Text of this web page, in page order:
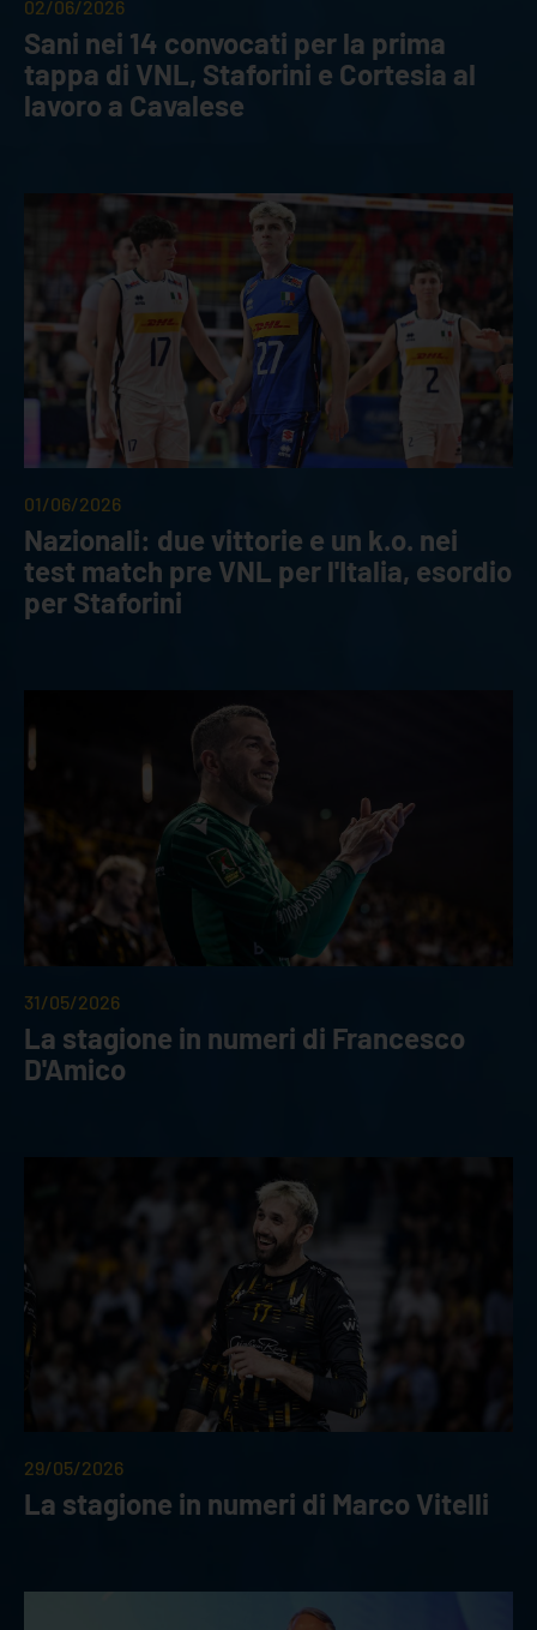
02/06/2026
Sani nei 14 convocati per la prima
tappa di VNL, Staforini e Cortesia al
lavoro a Cavalese
01/06/2026
Nazionali: due vittorie e un k.o. nei
test match pre VNL per l'Italia, esordio
per Staforini
31/05/2026
La stagione in numeri di Francesco
D'Amico
29/05/2026
La stagione in numeri di Marco Vitelli